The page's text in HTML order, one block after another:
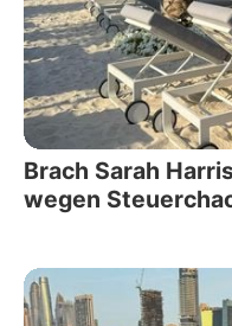
Brach Sarah
wegen